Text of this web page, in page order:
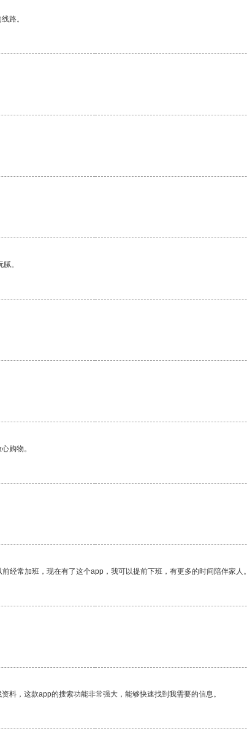
路。
。
购物。
经常加班，现在有了这个app，我可以提前下班，有更多的时间陪伴家人。
料，这款app的搜索功能非常强大，能够快速找到我需要的信息。